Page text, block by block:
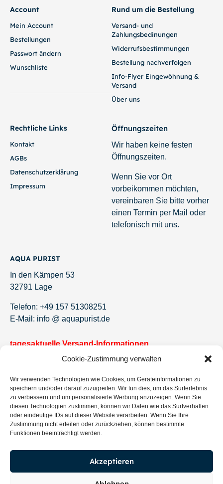
Cookie-Zustimmung verwalten
Wir verwenden Technologien wie Cookies, um Geräteinformationen zu
speichern und/oder darauf zuzugreifen. Wir tun dies, um das Surferlebnis
zu verbessern und um personalisierte Werbung anzuzeigen. Wenn Sie
diesen Technologien zustimmen, können wir Daten wie das Surfverhalten
oder eindeutige IDs auf dieser Website verarbeiten. Wenn Sie Ihre
Zustimmung nicht erteilen oder zurückziehen, können bestimmte
Funktionen beeinträchtigt werden.
Akzeptieren
Account
Mein Account
Bestellungen
Passwort ändern
Wunschliste
Rund um die Bestellung
Versand- und
Zahlungsbedinungen
Widerrufsbestimmungen
Bestellung nachverfolgen
Info-Flyer Eingewöhnung &
Versand
Über uns
Rechtliche Links
Kontakt
AGBs
Datenschutzerklärung
Impressum
Öffnungszeiten
Wir haben keine festen
Öffnungszeiten.
Wenn Sie vor Ort
vorbeikommen möchten,
vereinbaren Sie bitte vorher
einen Termin per Mail oder
telefonisch mit uns.
AQUA PURIST
In den Kämpen 53
32791 Lage
Telefon: +49 157 51308251
E-Mail: info @ aquapurist.de
tagesaktuelle Versand-Informationen
Jetzt eintragen und keine Angebote und Neuigkeiten
mehr verpassen.